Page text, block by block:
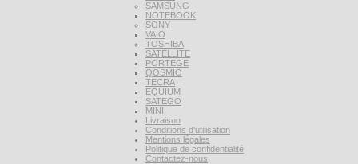
SAMSUNG
NOTEBOOK
SONY
VAIO
TOSHIBA
SATELLITE
PORTEGE
QOSMIO
TECRA
EQUIUM
SATEGO
MINI
Livraison
Conditions d'utilisation
Mentions légales
Politique de confidentialité
Contactez-nous